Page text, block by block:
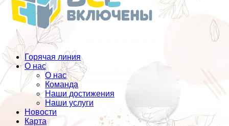
Горячая линия
О нас
О нас
Команда
Наши достижения
Наши услуги
Новости
Карта